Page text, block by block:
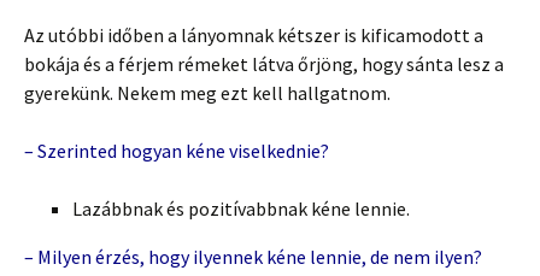
Az utóbbi időben a lányomnak kétszer is kificamodott a
bokája és a férjem rémeket látva őrjöng, hogy sánta lesz a
gyerekünk. Nekem meg ezt kell hallgatnom.
– Szerinted hogyan kéne viselkednie?
Lazábbnak és pozitívabbnak kéne lennie.
– Milyen érzés, hogy ilyennek kéne lennie, de nem ilyen?